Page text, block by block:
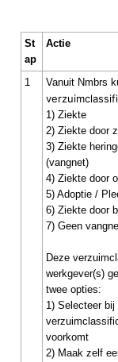
St
ap
Actie
1 Vanuit Nmbrs
1) Ziekte
2) Ziekte door
3) Ziekte
(vangnet)
4) Ziekte door
5) Adoptie /
6) Ziekte door
7) Geen
Deze
werkgever(s)
twee opties:
1) Selecteer
voorkomt
2) Maak zelf